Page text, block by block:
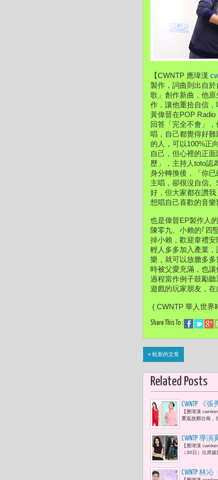
【CWNTP 應瑋漢
製作，詞曲則出自
歌」創作新曲，他
作，讓他重拾自信
黃偉晉在POP
回答「完全不會」
唱，自己都覺得好
的人，可以100%正
自己，但心裡的正
歷」，主持人toto認
身分轉換後，「你
主唱，卻很沒自信
好，但大家都在讚
想唱自己喜歡的音
也是偉晉EP製作人
陳零九、小賴的｢四
掉小賴，歡迎韋禮
輕人多多加入產業
樂，就可以放膽多
時被父愛充滿，也
過程當作例子鼓勵
遊戲的玩家朋友，
( CWNTP 華人世界
Share This To :
« 較新的文章
Related Posts
CWNTP 《
【應瑋漢
重返故鄉台南，
CWNTP 導
驚悚劇
【應瑋漢
（30日）出席
CWNTP 林